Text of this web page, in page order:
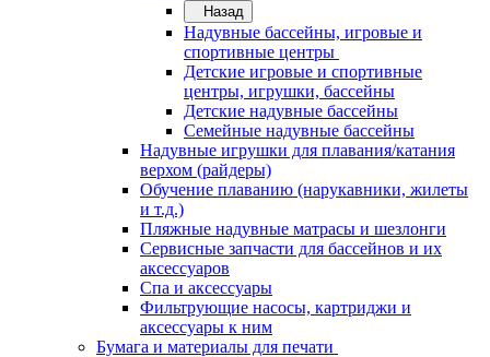
Назад
Надувные бассейны, игровые и
спортивные центры
Детские игровые и спортивные
центры, игрушки, бассейны
Детские надувные бассейны
Семейные надувные бассейны
Надувные игрушки для плавания/катания
верхом (райдеры)
Обучение плаванию (нарукавники, жилеты
и т.д.)
Пляжные надувные матрасы и шезлонги
Сервисные запчасти для бассейнов и их
аксессуаров
Спа и аксессуары
Фильтрующие насосы, картриджи и
аксессуары к ним
Бумага и материалы для печати